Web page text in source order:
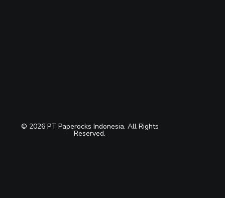
© 2026 PT Paperocks Indonesia. All Rights
Reserved.